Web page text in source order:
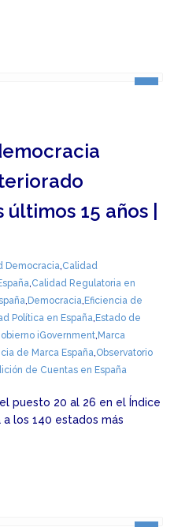
15 años |
Democracia,Calidad
,Calidad Regulatoria en
, Democracia, Eficiencia de
Política en España, Estado de
iGovernment, Marca
de Marca España,Observatorio
de Cuentas en España
puesto 20 al 26 en el Índice
los 140 estados más